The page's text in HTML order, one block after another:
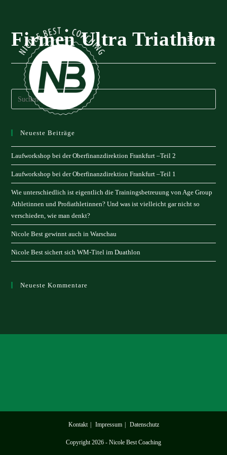
springen
Menü
Firmen Ultra Triathlon
Neueste Beiträge
Laufworkshop bei der Oberfinanzdirektion Frankfurt –Teil 2
Laufworkshop bei der Oberfinanzdirektion Frankfurt –Teil 1
Wie unterschiedlich ist eigentlich die Trainingsbetreuung von Age Group
Athletinnen und Profiathletinnen? Und was ist vielleicht gar nicht so
verschieden, wie man denkt?
Nicole Best gewinnt auch in Warschau
Nicole Best sichert sich WM-Titel im Duathlon
Neueste Kommentare
Kontakt Impressum Datenschutz
Copyright 2026 - Nicole Best Coaching